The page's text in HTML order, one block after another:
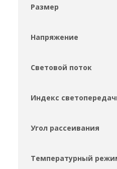
Размер
Напряжение
Световой поток
Индекс
Угол рассеивания
Температурный